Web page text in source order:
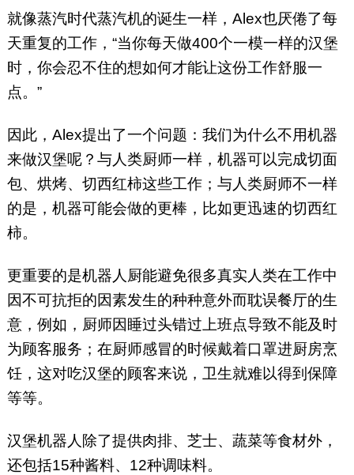
就像蒸汽时代蒸汽机的诞生一样，Alex也厌倦了每
天重复的工作，“当你每天做400个一模一样的汉堡
时，你会忍不住的想如何才能让这份工作舒服一
点。”
因此，Alex提出了一个问题：我们为什么不用机器
来做汉堡呢？与人类厨师一样，机器可以完成切面
包、烘烤、切西红柿这些工作；与人类厨师不一样
的是，机器可能会做的更棒，比如更迅速的切西红
柿。
更重要的是机器人厨能避免很多真实人类在工作中
因不可抗拒的因素发生的种种意外而耽误餐厅的生
意，例如，厨师因睡过头错过上班点导致不能及时
为顾客服务；在厨师感冒的时候戴着口罩进厨房烹
饪，这对吃汉堡的顾客来说，卫生就难以得到保障
等等。
汉堡机器人除了提供肉排、芝士、蔬菜等食材外，
还包括15种酱料、12种调味料。